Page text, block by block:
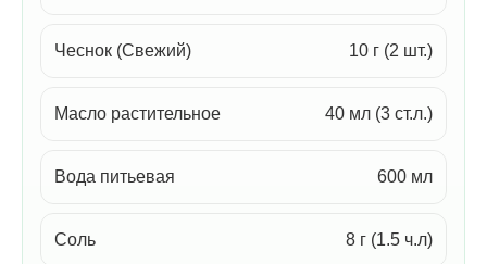
Чеснок (Свежий) 10 г (2 шт.)
Масло растительное 40 мл (3 ст.л.)
Вода питьевая 600 мл
Соль 8 г (1.5 ч.л)